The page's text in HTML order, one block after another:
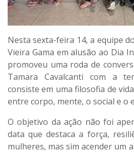
Nesta sexta-feira 14, a equipe
Vieira Gama em alusão ao Dia
promoveu uma roda de
Tamara Cavalcanti com a
consiste em uma filosofia de
entre corpo, mente, o social e o
O objetivo da ação não foi
data que destaca a força,
mulheres, mas sim acender um